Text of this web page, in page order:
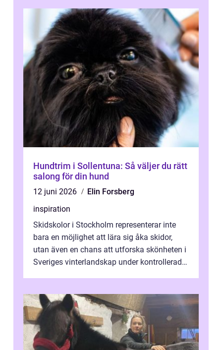
Hundtrim i Sollentuna: Så väljer du rätt
salong för din hund
12 juni 2026
Elin Forsberg
inspiration
Skidskolor i Stockholm representerar inte
bara en möjlighet att lära sig åka skidor,
utan även en chans att utforska skönheten i
Sveriges vinterlandskap under kontrollerade